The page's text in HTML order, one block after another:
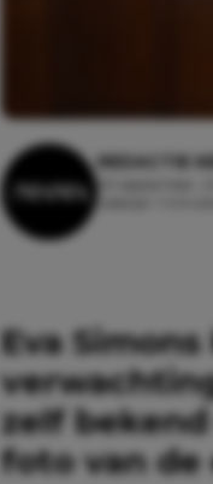
Eva
zelf
foto van de